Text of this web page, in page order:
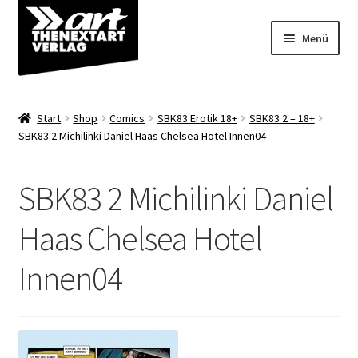
Zur
Navigation
springen
Zum
Inhalt
springen
Menü
Shop
Start Shop Comics SBK83 Erotik 18+
SBK83 2 – 18+
SBK83 2 Michilinki Daniel Haas Chelsea Hotel Innen04
SBK83 2 Michilinki Daniel
Haas Chelsea Hotel
Innen04